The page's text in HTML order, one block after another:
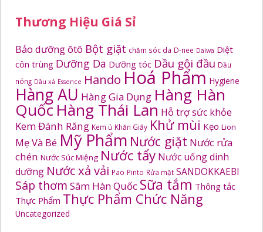
Thương Hiệu Giá Sỉ
Bảo dưỡng ôtô Bột giặt chăm sóc da D-nee Daiwa Diệt
côn trùng Dưỡng Da Dưỡng tóc Dầu gội đầu Dầu
nóng Dầu xả Essence Hando Hoá Phẩm Hygiene
Hàng AU Hàng Gia Dụng Hàng Hàn
Quốc Hàng Thái Lan Hỗ trợ sức khỏe
Kem Đánh Răng Kem ủ Khăn Giấy Khử mùi Kẹo Lion
Mẹ Và Bé Mỹ Phẩm Nước giặt Nước rửa
chén Nước Súc Miệng Nước tẩy Nước uống dinh
dưỡng Nước xả vải Pao Pinto Rửa mặt SANDOKKAEBI
Sáp thơm Sâm Hàn Quốc Sữa tắm Thông tắc
Thực Phẩm Thực Phẩm Chức Năng
Uncategorized